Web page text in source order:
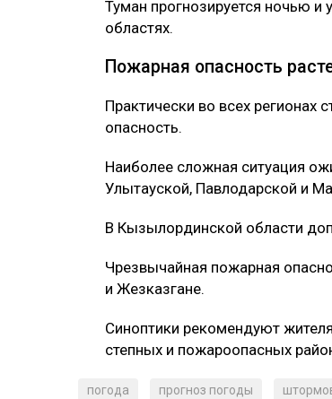
Туман прогнозируется ночью и
областях.
Пожарная опасность
Практически во всех регионах
опасность.
Наиболее сложная ситуация
Улытауской, Павлодарской и
В Кызылординской области
Чрезвычайная пожарная
и Жезказгане.
Синоптики рекомендуют
степных и пожароопасных
погода прогноз погоды